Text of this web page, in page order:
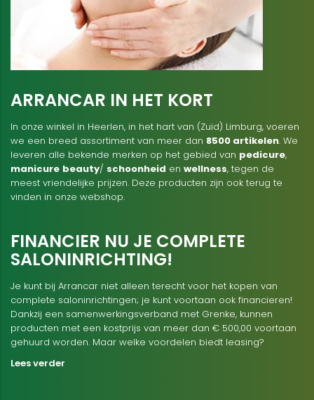
ARRANCAR IN HET KORT
In onze winkel in Heerlen, in het hart van (Zuid) Limburg, voeren
we een breed assortiment van meer dan 8500 artikelen. We
leveren alle bekende merken op het gebied van pedicure,
manicure beauty/ schoonheid en wellness, tegen de
meest vriendelijke prijzen. Deze producten zijn ook terug te
vinden in onze webshop.
FINANCIER NU JE COMPLETE
SALONINRICHTING!
Je kunt bij Arrancar niet alleen terecht voor het kopen van
complete saloninrichtingen; je kunt voortaan ook financieren!
Dankzij een samenwerkingsverband met Grenke, kunnen
producten met een kostprijs van meer dan € 500,00 voortaan
gehuurd worden. Maar welke voordelen biedt leasing?
Lees verder